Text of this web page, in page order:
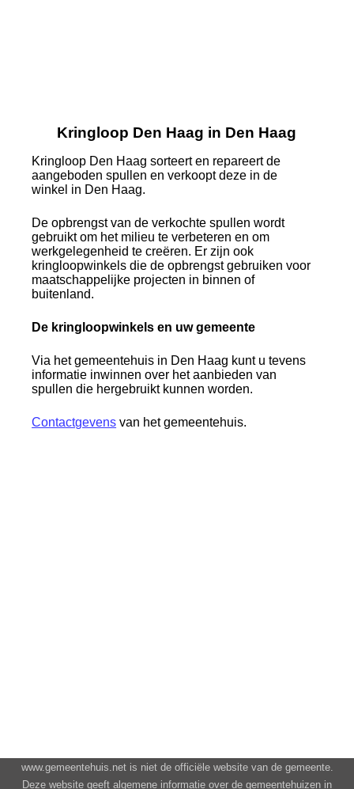
Kringloop Den Haag in Den Haag
Kringloop Den Haag sorteert en repareert de
aangeboden spullen en verkoopt deze in de
winkel in Den Haag.
De opbrengst van de verkochte spullen wordt
gebruikt om het milieu te verbeteren en om
werkgelegenheid te creëren. Er zijn ook
kringloopwinkels die de opbrengst gebruiken voor
maatschappelijke projecten in binnen of
buitenland.
De kringloopwinkels en uw gemeente
Via het gemeentehuis in Den Haag kunt u tevens
informatie inwinnen over het aanbieden van
spullen die hergebruikt kunnen worden.
Contactgevens van het gemeentehuis.
www.gemeentehuis.net is niet de officiële website van de gemeente.
Deze website geeft algemene informatie over de gemeentehuizen in